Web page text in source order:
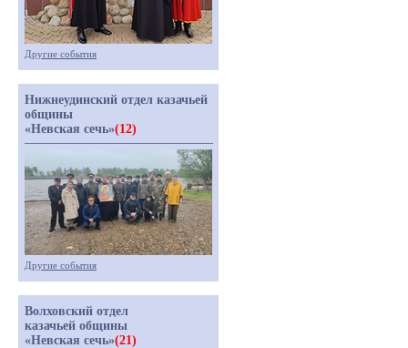
Другие события
Нижнеудинский отдел казачьей
общины
«Невская сечь»(12)
Другие события
Волховский отдел
казачьей общины
«Невская сечь»(21)